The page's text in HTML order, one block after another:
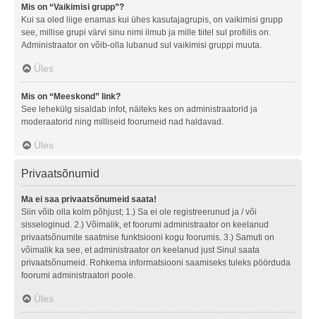
Mis on “Vaikimisi grupp”?
Kui sa oled liige enamas kui ühes kasutajagrupis, on vaikimisi grupp
see, millise grupi värvi sinu nimi ilmub ja mille tiitel sul profiilis on.
Administraator on võib-olla lubanud sul vaikimisi gruppi muuta.
Üles
Mis on “Meeskond” link?
See lehekülg sisaldab infot, näiteks kes on administraatorid ja
moderaatorid ning milliseid foorumeid nad haldavad.
Üles
Privaatsõnumid
Ma ei saa privaatsõnumeid saata!
Siin võib olla kolm põhjust; 1.) Sa ei ole registreerunud ja / või
sisseloginud. 2.) Võimalik, et foorumi administraator on keelanud
privaatsõnumite saatmise funktsiooni kogu foorumis. 3.) Samuti on
võimalik ka see, et administraator on keelanud just Sinul saata
privaatsõnumeid. Rohkema informatsiooni saamiseks tuleks pöörduda
foorumi administraatori poole.
Üles